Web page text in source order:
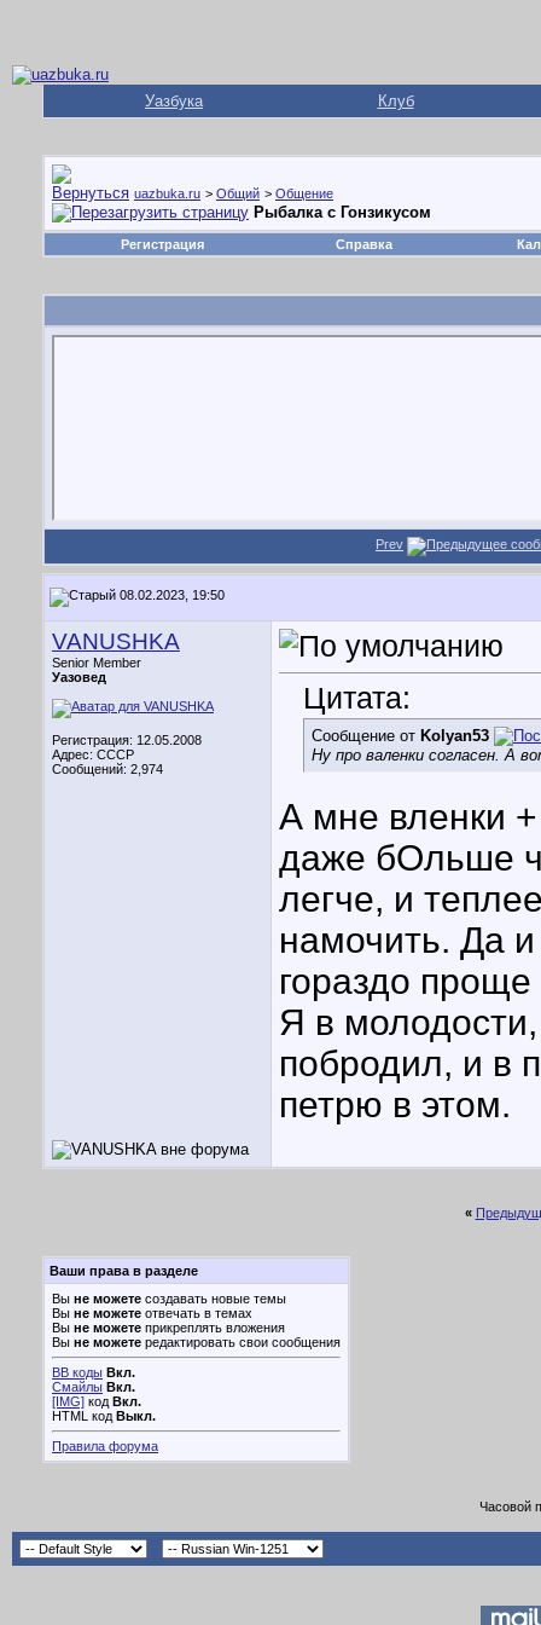
Уазбука Клуб
uazbuka.ru > Общий > Общение
Рыбалка с Гонзикусом
Регистрация Справка
Prev
08.02.2023, 19:50
VANUSHKA
Senior Member
Уазовед
Регистрация: 12.05.2008
Адрес: CCCР
Сообщений: 2,974
Цитата:
Сообщение от Kolyan53
Ну про валенки согласен. А
А мне вленки
даже бОльше
легче, и
намочить. Да
гораздо
Я в
побродил, и в
петрю в этом.
«
Ваши права в разделе
Вы не можете создавать новые темы
Вы не можете отвечать в темах
Вы не можете прикреплять вложения
Вы не можете редактировать свои сообщения
BB коды Вкл.
Смайлы Вкл.
[IMG] код Вкл.
HTML код Выкл.
Правила форума
Часовой